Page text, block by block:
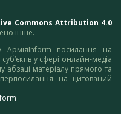
Commons Attribution 4.0
інше.
АрміяInform посилання на
у сфері онлайн-медіа
матеріалу прямого та
на цитований